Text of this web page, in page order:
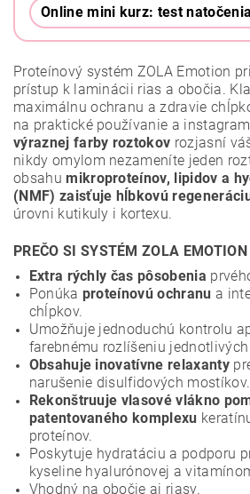
Online mini kurz: test natočenia
Proteínový systém ZOLA Emotion
prístup k laminácii rias a obočia.
maximálnu ochranu a zdravie
na praktické používanie a
výraznej farby roztokov rozjasní
nikdy omylom nezameníte jeden
obsahumikroproteínov, lipidov a
(NMF) zaisťuje hĺbkovú
úrovni kutikuly i kortexu.
PREČO SI SYSTÉM ZOLA
Extra rýchly čas pôsobenia
Ponúka proteínovú ochranu a
chĺpkov.
Umožňuje jednoduchú kontrolu
farebnému rozlíšeniu
Obsahuje inovatívne relaxanty
narušenie disulfidových mostíkov.
Rekonštruuje vlasové vlákno
patentovaného komplexu
proteínov.
Poskytuje hydratáciu a podporu
kyseline hyalurónovej a
Vhodný na obočie aj riasy.